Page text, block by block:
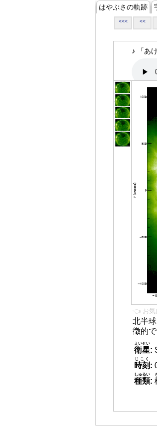
はやぶさの軌跡
<<< <<
♪ 「あ
👈 お気
北半
徴的で
衛星
えいせい
:
時刻
じこく
:
種類
しゅるい
: